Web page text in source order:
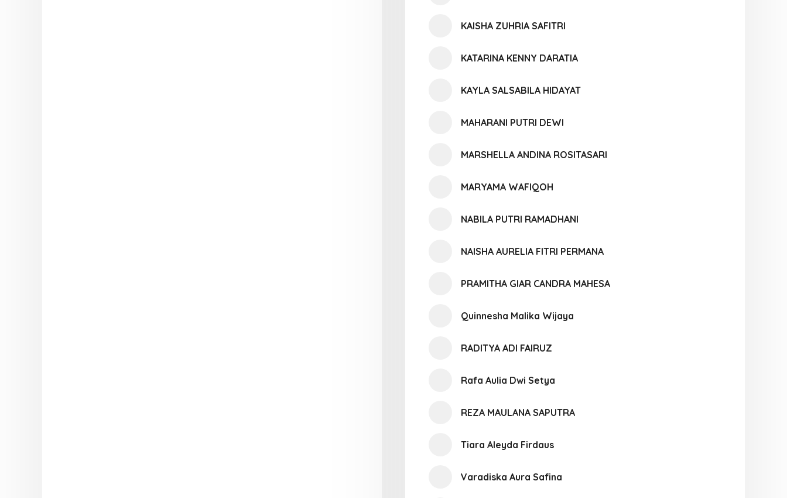
KAISHA ZUHRIA SAFITRI
KATARINA KENNY DARATIA
KAYLA SALSABILA HIDAYAT
MAHARANI PUTRI DEWI
MARSHELLA ANDINA ROSITASARI
MARYAMA WAFIQOH
NABILA PUTRI RAMADHANI
NAISHA AURELIA FITRI PERMANA
PRAMITHA GIAR CANDRA MAHESA
Quinnesha Malika Wijaya
RADITYA ADI FAIRUZ
Rafa Aulia Dwi Setya
REZA MAULANA SAPUTRA
Tiara Aleyda Firdaus
Varadiska Aura Safina